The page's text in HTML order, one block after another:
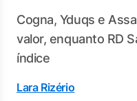
Cogna, Yduqs e
valor, enquanto RD
índice
Lara Rizério